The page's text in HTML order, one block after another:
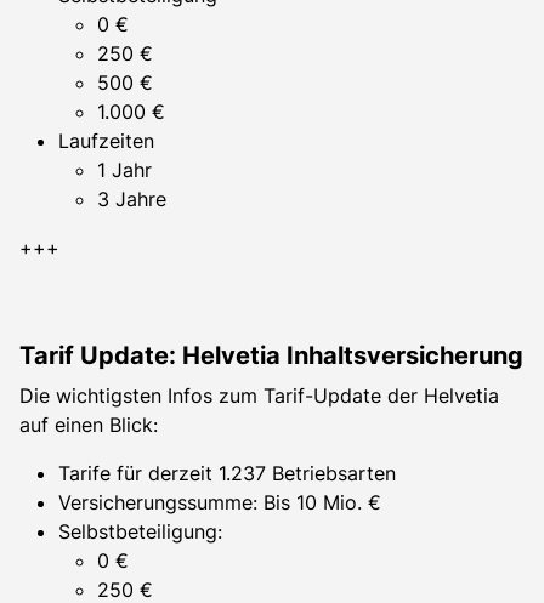
0 €
250 €
500 €
1.000 €
Laufzeiten
1 Jahr
3 Jahre
+++
Tarif Update: Helvetia Inhaltsversicherung
Die wichtigsten Infos zum Tarif-Update der Helvetia
auf einen Blick:
Tarife für derzeit 1.237 Betriebsarten
Versicherungssumme: Bis 10 Mio. €
Selbstbeteiligung:
0 €
250 €